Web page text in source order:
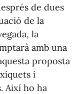
de dues
de la
la
amb una
proposta
i
Així ho ha